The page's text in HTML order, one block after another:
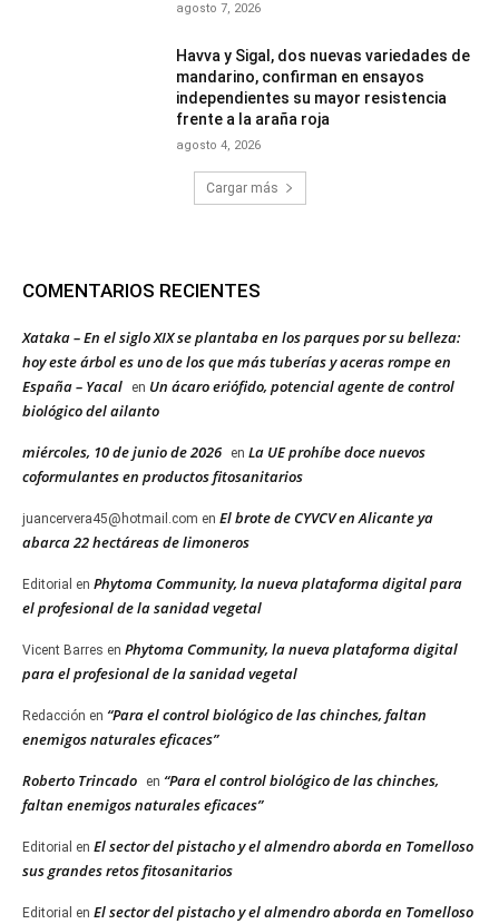
agosto 7, 2026
Havva y Sigal, dos nuevas variedades de
mandarino, confirman en ensayos
independientes su mayor resistencia
frente a la araña roja
agosto 4, 2026
Cargar más
COMENTARIOS RECIENTES
Xataka – En el siglo XIX se plantaba en los parques por su belleza:
hoy este árbol es uno de los que más tuberías y aceras rompe en
España – Yacal
en Un ácaro eriófido, potencial agente de control
biológico del ailanto
miércoles, 10 de junio de 2026 en La UE prohíbe doce nuevos
coformulantes en productos fitosanitarios
juancervera45@hotmail.com en El brote de CYVCV en Alicante ya
abarca 22 hectáreas de limoneros
Editorial en Phytoma Community, la nueva plataforma digital para
el profesional de la sanidad vegetal
Vicent Barres en Phytoma Community, la nueva plataforma digital
para el profesional de la sanidad vegetal
Redacción en “Para el control biológico de las chinches, faltan
enemigos naturales eficaces”
Roberto Trincado en “Para el control biológico de las chinches,
faltan enemigos naturales eficaces”
Editorial en El sector del pistacho y el almendro aborda en Tomelloso
sus grandes retos fitosanitarios
Editorial en El sector del pistacho y el almendro aborda en Tomelloso